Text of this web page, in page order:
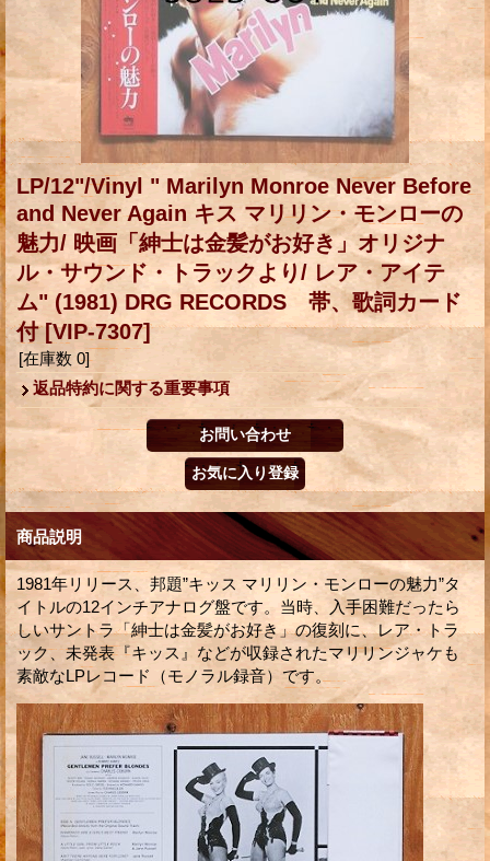
LP/12"/Vinyl " Marilyn Monroe Never Before
and Never Again キス マリリン・モンローの
魅力/ 映画「紳士は金髪がお好き」オリジナ
ル・サウンド・トラックより/ レア・アイテ
ム" (1981) DRG RECORDS 帯、歌詞カード
付[VIP-7307]
[在庫数 0]
返品特約に関する重要事項
商品説明
1981年リリース、邦題”キッス マリリン・モンローの魅力”タ
イトルの12インチアナログ盤です。当時、入手困難だったら
しいサントラ「紳士は金髪がお好き」の復刻に、レア・トラ
ック、未発表『キッス』などが収録されたマリリンジャケも
素敵なLPレコード（モノラル録音）です。